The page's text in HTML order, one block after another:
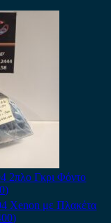
2πλο Γκρι Φόντο